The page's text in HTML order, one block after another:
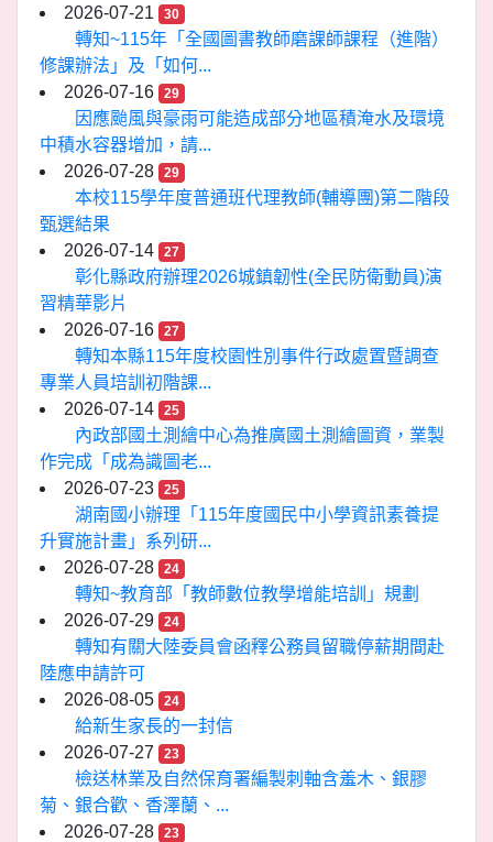
2026-07-21
30
轉知~115年「全國圖書教師磨課師課程（進階）
修課辦法」及「如何...
2026-07-16
29
因應颱風與豪雨可能造成部分地區積淹水及環境
中積水容器增加，請...
2026-07-28
29
本校115學年度普通班代理教師(輔導團)第二階段
甄選結果
2026-07-14
27
彰化縣政府辦理2026城鎮韌性(全民防衛動員)演
習精華影片
2026-07-16
27
轉知本縣115年度校園性別事件行政處置暨調查
專業人員培訓初階課...
2026-07-14
25
內政部國土測繪中心為推廣國土測繪圖資，業製
作完成「成為識圖老...
2026-07-23
25
湖南國小辦理「115年度國民中小學資訊素養提
升實施計畫」系列研...
2026-07-28
24
轉知~教育部「教師數位教學增能培訓」規劃
2026-07-29
24
轉知有關大陸委員會函釋公務員留職停薪期間赴
陸應申請許可
2026-08-05
24
給新生家長的一封信
2026-07-27
23
檢送林業及自然保育署編製刺軸含羞木、銀膠
菊、銀合歡、香澤蘭、...
2026-07-28
23